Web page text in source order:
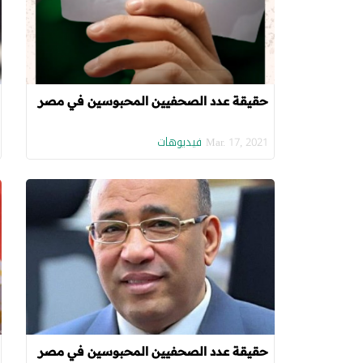
حقيقة عدد الصحفيين المحبوسين في مصر
Mar. 17, 2021 فيديوهات
حقيقة عدد الصحفيين المحبوسين في مصر